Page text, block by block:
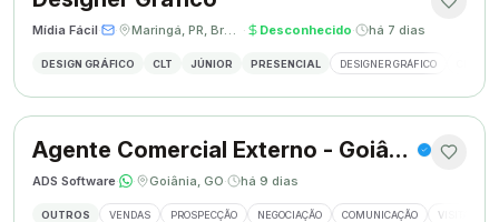
Mídia Fácil· · Maringá, PR, Brasil · Desconhecido· há 7 dias
DESIGN GRÁFICO CLT JÚNIOR PRESENCIAL DESIGNER GRÁFICO
Agente Comercial Externo - Goiânia
ADS Software· · Goiânia, GO· há 9 dias
OUTROS VENDAS PROSPECÇÃO NEGOCIAÇÃO COMUNICAÇÃO VISITAS